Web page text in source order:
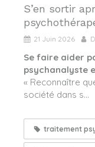
S’en sortir
21 Juin 2026
Se faire aider
psychanalyste
« Reconnaître
société dans s...
traitement